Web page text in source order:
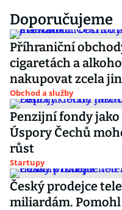
Doporučujeme
Příhraniční
cigaretách a
nakupovat zcela
Obchod a služby
Penzijní fondy
Úspory Čechů
růst
Startupy
Český prodejce
miliardám.